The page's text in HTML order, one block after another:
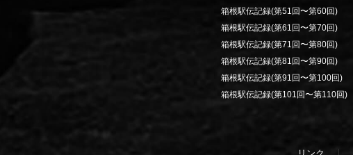
箱根駅伝記録(第51回〜第60回)
箱根駅伝記録(第61回〜第70回)
箱根駅伝記録(第71回〜第80回)
箱根駅伝記録(第81回〜第90回)
箱根駅伝記録(第91回〜第100回)
箱根駅伝記録(第101回〜第110回)
リンク